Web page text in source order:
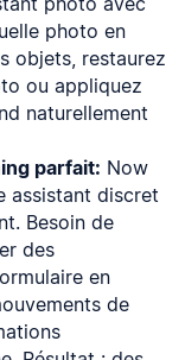
photo en
objets, restaurez
ou appliquez
naturellement
parfait: Now
assistant discret
Besoin de
des
en
de